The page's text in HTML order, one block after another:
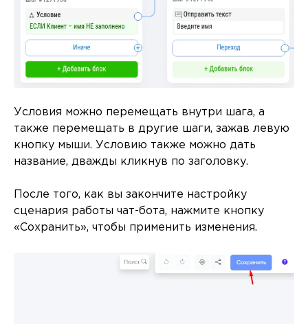
Условия можно перемещать внутри шага, а
также перемещать в другие шаги, зажав левую
кнопку мыши. Условию также можно дать
название, дважды кликнув по заголовку.
После того, как вы закончите настройку
сценария работы чат-бота, нажмите кнопку
«Сохранить», чтобы применить изменения.